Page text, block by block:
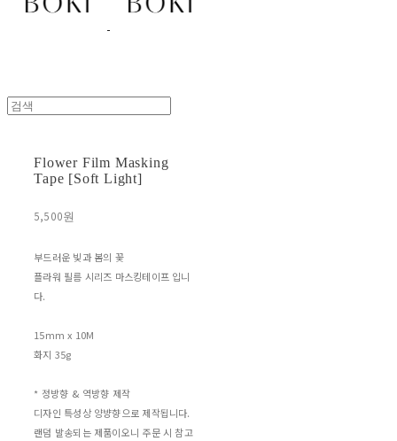
Flower Film Masking
Tape [Soft Light]
5,500원
부드러운 빛과 봄의 꽃
플라워 필름 시리즈 마스킹테이프 입니
다.
15mm x 10M
화지 35g
* 정방향 & 역방향 제작
디자인 특성상 양뱡향으로 제작됩니다.
랜덤 발송되는 제품이오니 주문 시 참고